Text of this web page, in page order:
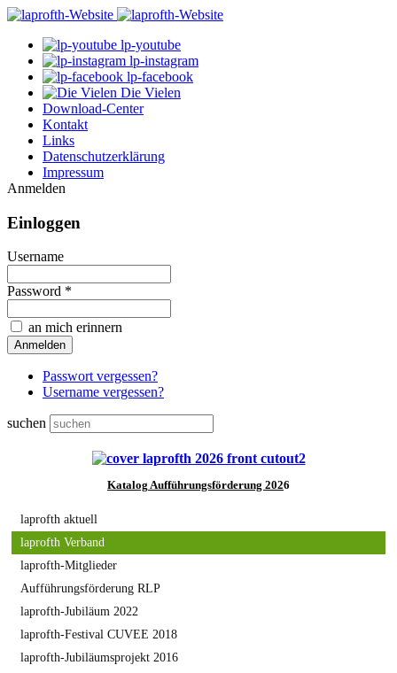
lp-youtube
lp-instagram
lp-facebook
Die Vielen
Download-Center
Kontakt
Links
Datenschutzerklärung
Impressum
Anmelden
Einloggen
Username
Password *
an mich erinnern
Passwort vergessen?
Username vergessen?
suchen
Katalog Aufführungsförderung 2026
laprofth aktuell
laprofth Verband
laprofth-Mitglieder
Aufführungsförderung RLP
laprofth-Jubiläum 2022
laprofth-Festival CUVEE 2018
laprofth-Jubiläumsprojekt 2016